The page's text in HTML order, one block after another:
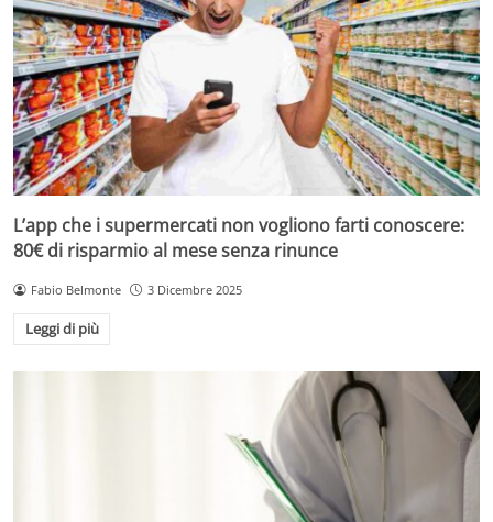
L’app che i supermercati non vogliono farti conoscere:
80€ di risparmio al mese senza rinunce
Fabio Belmonte 3 Dicembre 2025
Leggi di più